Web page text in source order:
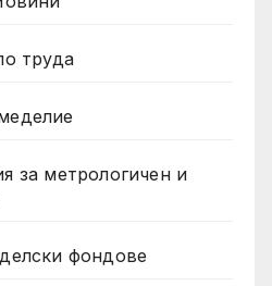
труда
за метрологичен и
фондове